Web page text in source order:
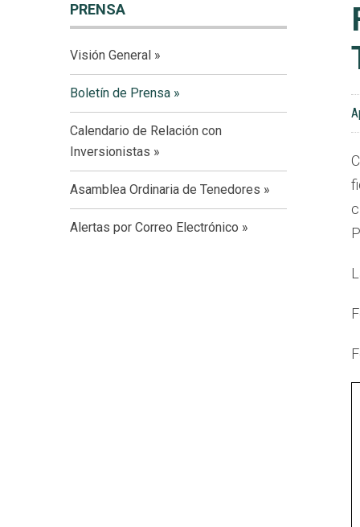
PRENSA
Visión General
Boletín de Prensa
Calendario de Relación con
Inversionistas
Asamblea Ordinaria de Tenedores
Alertas por Correo Electrónico